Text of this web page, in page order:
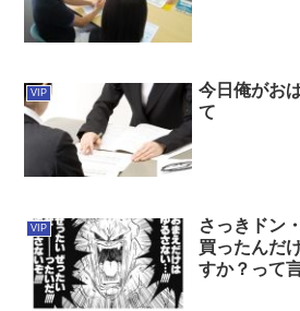
VIP
今日俺がお
て
VIP
さっきドン
買ったんだ
すか？って